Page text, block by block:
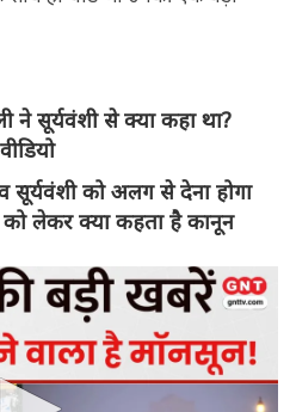
ने सूर्यवंशी से क्या कहा था?
को अलग से देना होगा
को लेकर क्या कहता है कानून